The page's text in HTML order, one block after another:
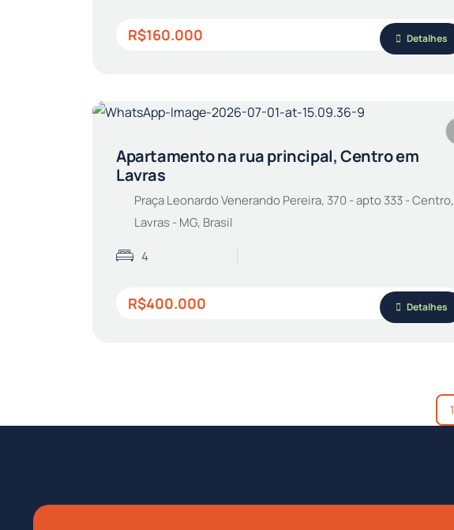
R$160.000 Detalhes
Apartamento na rua principal, Centro em
Lavras
Praça Leonardo Venerando Pereira, 370 - apto 333 - Centro,
Lavras - MG, Brasil
4
R$400.000 Detalhes
1